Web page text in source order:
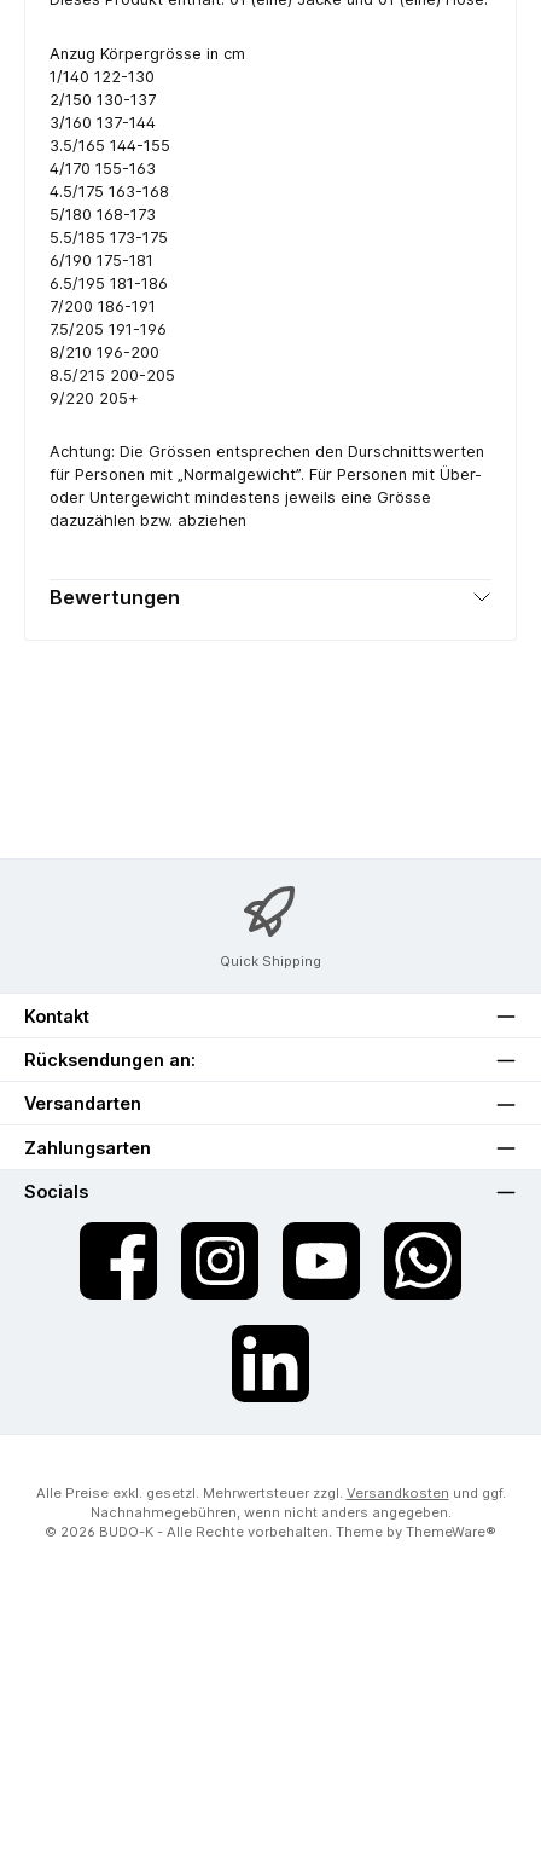
Anzug Körpergrösse in cm
1/140 122-130
2/150 130-137
3/160 137-144
3.5/165 144-155
4/170 155-163
4.5/175 163-168
5/180 168-173
5.5/185 173-175
6/190 175-181
6.5/195 181-186
7/200 186-191
7.5/205 191-196
8/210 196-200
8.5/215 200-205
9/220 205+
Achtung: Die Grössen entsprechen den Durschnittswerten
für Personen mit „Normalgewicht”. Für Personen mit Über-
oder Untergewicht mindestens jeweils eine Grösse
dazuzählen bzw. abziehen
Bewertungen
Quick Shipping
Kontakt
Rücksendungen an:
Versandarten
Zahlungsarten
Socials
Facebook Instagram YouTube WhatsApp
LinkedIn
Alle Preise exkl. gesetzl. Mehrwertsteuer zzgl. Versandkosten und ggf.
Nachnahmegebühren, wenn nicht anders angegeben.
© 2026 BUDO-K - Alle Rechte vorbehalten. Theme by ThemeWare®